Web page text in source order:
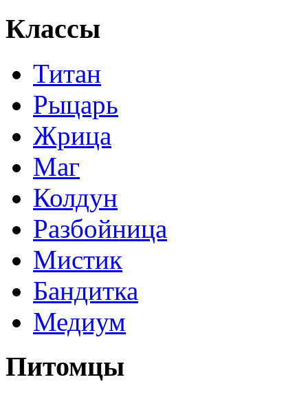
Классы
Титан
Рыцарь
Жрица
Маг
Колдун
Разбойница
Мистик
Бандитка
Медиум
Питомцы